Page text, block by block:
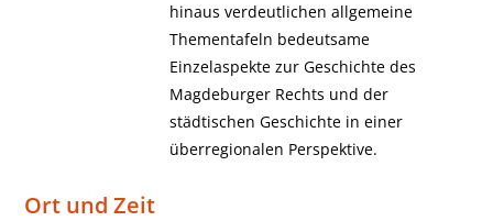
hinaus verdeutlichen allgemeine
Thementafeln bedeutsame
Einzelaspekte zur Geschichte des
Magdeburger Rechts und der
städtischen Geschichte in einer
überregionalen Perspektive.
Ort und Zeit